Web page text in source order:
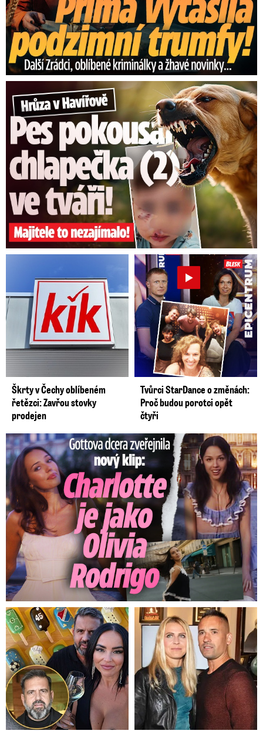
Hrůza v Havířově: Pes pokousal chlapečka (2) ve tváři!
Škrty v Čechy oblíbeném
řetězci: Zavřou stovky
prodejen
Tvůrci StarDance o změnách:
Proč budou porotci opět
čtyři
Gottova dcera zveřejnila nový klip: Je jako Olivie Rodrigo!